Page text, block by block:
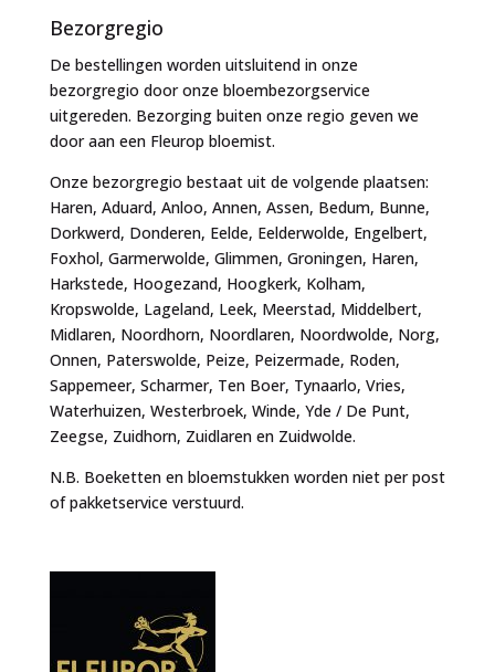
Bezorgregio
De bestellingen worden uitsluitend in onze
bezorgregio door onze bloembezorgservice
uitgereden. Bezorging buiten onze regio geven we
door aan een Fleurop bloemist.
Onze bezorgregio bestaat uit de volgende plaatsen:
Haren, Aduard, Anloo, Annen, Assen, Bedum, Bunne,
Dorkwerd, Donderen, Eelde, Eelderwolde, Engelbert,
Foxhol, Garmerwolde, Glimmen, Groningen, Haren,
Harkstede, Hoogezand, Hoogkerk, Kolham,
Kropswolde, Lageland, Leek, Meerstad, Middelbert,
Midlaren, Noordhorn, Noordlaren, Noordwolde, Norg,
Onnen, Paterswolde, Peize, Peizermade, Roden,
Sappemeer, Scharmer, Ten Boer, Tynaarlo, Vries,
Waterhuizen, Westerbroek, Winde, Yde / De Punt,
Zeegse, Zuidhorn, Zuidlaren en Zuidwolde.
N.B. Boeketten en bloemstukken worden niet per post
of pakketservice verstuurd.